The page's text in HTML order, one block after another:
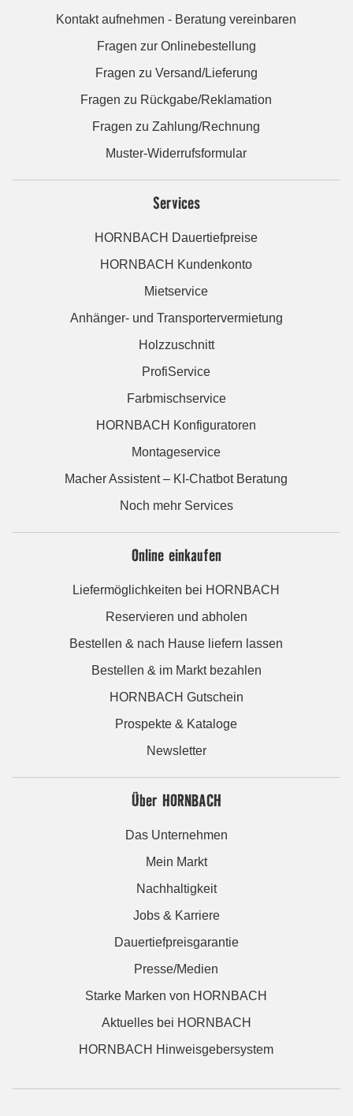
Kontakt aufnehmen - Beratung vereinbaren
Fragen zur Onlinebestellung
Fragen zu Versand/Lieferung
Fragen zu Rückgabe/Reklamation
Fragen zu Zahlung/Rechnung
Muster-Widerrufsformular
Services
HORNBACH Dauertiefpreise
HORNBACH Kundenkonto
Mietservice
Anhänger- und Transportervermietung
Holzzuschnitt
ProfiService
Farbmischservice
HORNBACH Konfiguratoren
Montageservice
Macher Assistent – KI-Chatbot Beratung
Noch mehr Services
Online einkaufen
Liefermöglichkeiten bei HORNBACH
Reservieren und abholen
Bestellen & nach Hause liefern lassen
Bestellen & im Markt bezahlen
HORNBACH Gutschein
Prospekte & Kataloge
Newsletter
Über HORNBACH
Das Unternehmen
Mein Markt
Nachhaltigkeit
Jobs & Karriere
Dauertiefpreisgarantie
Presse/Medien
Starke Marken von HORNBACH
Aktuelles bei HORNBACH
HORNBACH Hinweisgebersystem